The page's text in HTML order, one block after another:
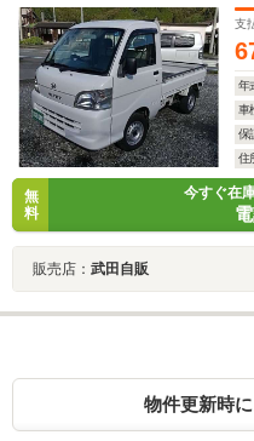
支
年
車
保
住
無
料
今すぐ在
販売店： 武田自販
物件更新時